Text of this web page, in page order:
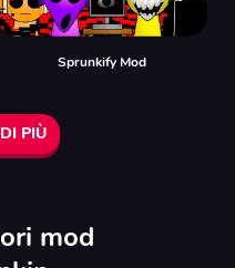
Sprunkify Mod
PIÙ
mod